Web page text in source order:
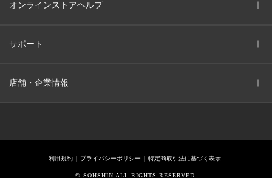
オンラインストアヘルプ
サポート
店舗・企業情報
利用規約 プライバシーポリシー 特定商取引法に基づく表示
© SOHSHIN ALL RIGHTS RESERVED.